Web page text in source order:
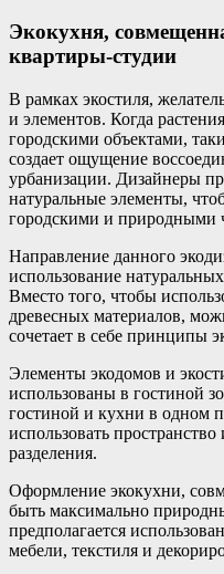
Экокухня,
квартиры-студии
В рамках экостиля,
и элементов. Когда
городскими объектами,
создает ощущение
урбанизации. Дизайнеры
натуральные элементы,
городскими и природными
Направление данного
использование
Вместо того, чтобы
древесных материалов,
сочетает в себе принципы
Элементы экодомов и
использованы в гостиной
гостиной и кухни в одном
использовать
разделения.
Оформление экокухни,
быть максимально
предполагается
мебели, текстиля и